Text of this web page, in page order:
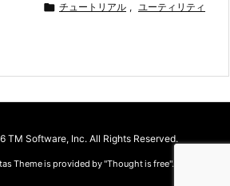
 チュートリアル , ユーティリティ
TM Software, Inc.All Rights Reserved.
Theme is provided by "Thought is free".